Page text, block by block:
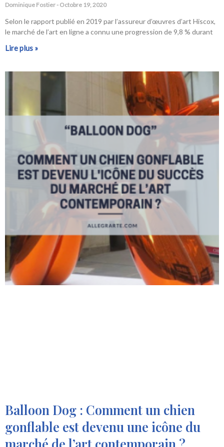
Dominique Fostier Octobre 19, 2020
Selon le rapport publié en 2019 par l’assureur d’œuvres d’art Hiscox,
le marché de l’art en ligne a connu une progression de 9,8 % durant
Lire plus »
Balloon Dog : Comment un chien
gonflable est devenu une icône du